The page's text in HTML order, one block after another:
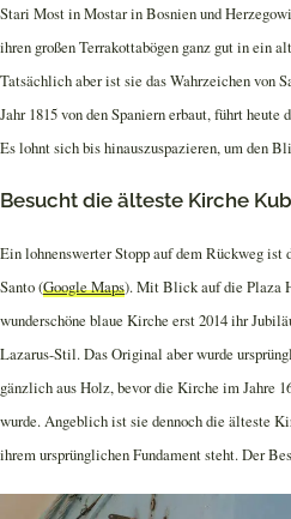
Stari Most in Mostar in Bosnien und
ihren großen Terrakottabögen ganz gut in ein
Tatsächlich aber ist sie das Wahrzeichen von
Jahr 1815 von den Spaniern erbaut, führt heute
Es lohnt sich bis hinauszuspazieren, um den
Besucht die älteste Kirche
Ein lohnenswerter Stopp auf dem Rückweg
Santo (Google Maps). Mit Blick auf die Plaza
wunderschöne blaue Kirche erst 2014 ihr
Lazarus-Stil. Das Original aber wurde
gänzlich aus Holz, bevor die Kirche im Jahre
wurde. Angeblich ist sie dennoch die älteste
ihrem ursprünglichen Fundament steht. Der